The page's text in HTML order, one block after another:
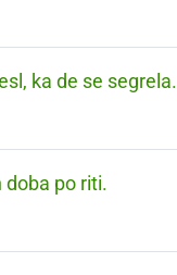
ka de se segrela.
doba po riti.